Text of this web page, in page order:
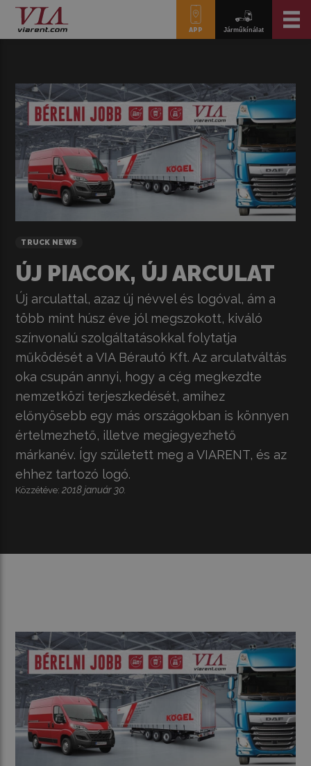
APP Járműkínálat
TRUCK NEWS
ÚJ PIACOK, ÚJ ARCULAT
Új arculattal, azaz új névvel és logóval, ám a
több mint húsz éve jól megszokott, kiváló
színvonalú szolgáltatásokkal folytatja
működését a VIA Bérautó Kft. Az arculatváltás
oka csupán annyi, hogy a cég megkezdte
nemzetközi terjeszkedését, amihez
előnyösebb egy más országokban is könnyen
értelmezhető, illetve megjegyezhető
márkanév. Így született meg a VIARENT, és az
ehhez tartozó logó.
Közzétéve:2018 január 30.